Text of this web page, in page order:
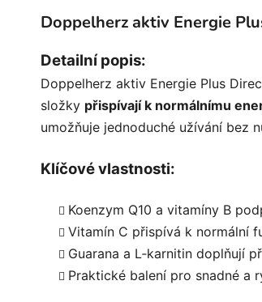
Doppelherz aktiv Energie
Detailní popis:
Doppelherz aktiv Energie Plus
složky přispívají k normálnímu
umožňuje jednoduché užívání bez
Klíčové vlastnosti:
Koenzym Q10 a vitamíny B
Vitamín C přispívá k normální
Guarana a L‑karnitin doplňují
Praktické balení pro snadné a